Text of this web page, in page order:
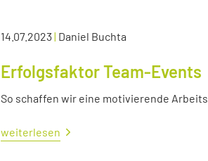
14.07.2023| Daniel Buchta
Erfolgsfaktor Team-Events
So schaffen wir eine motivierende
weiterlesen